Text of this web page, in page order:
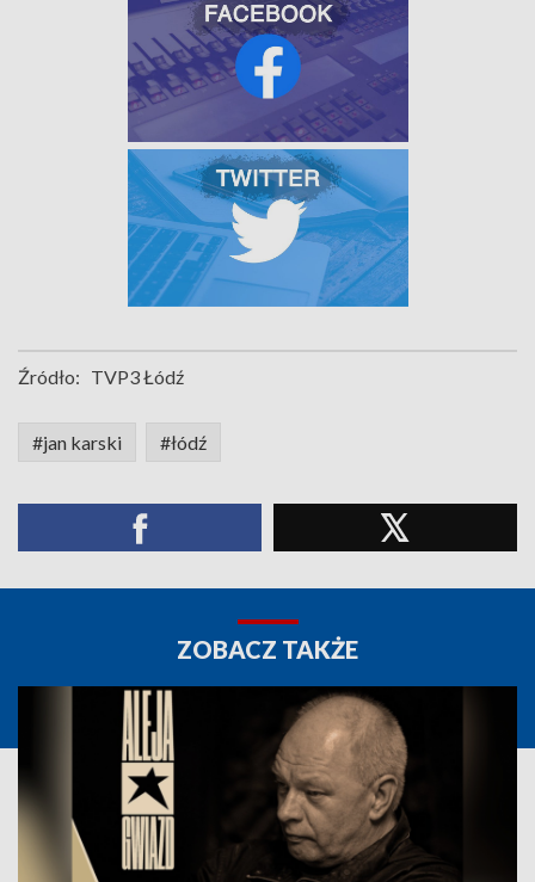
Źródło: TVP3 Łódź
#jan karski #łódź
ZOBACZ TAKŻE